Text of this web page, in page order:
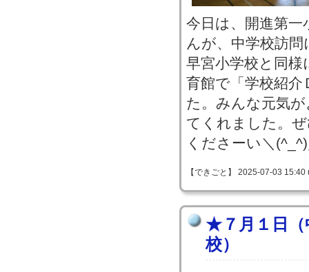
今日は、開進第一
んが、中学校訪
早宮小学校と同
育館で「学校紹
た。みんな元気
てくれました。
くださーい＼
【できごと】 2025-07-03
★７月１日（
校）